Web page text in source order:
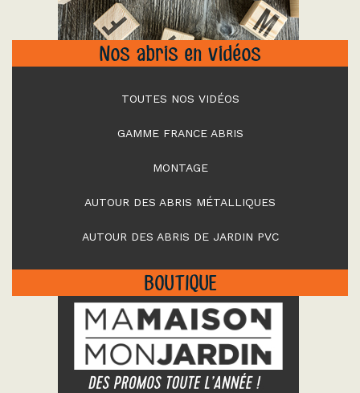
Nos abris en vidéos
TOUTES NOS VIDÉOS
GAMME FRANCE ABRIS
MONTAGE
AUTOUR DES ABRIS MÉTALLIQUES
AUTOUR DES ABRIS DE JARDIN PVC
BOUTIQUE